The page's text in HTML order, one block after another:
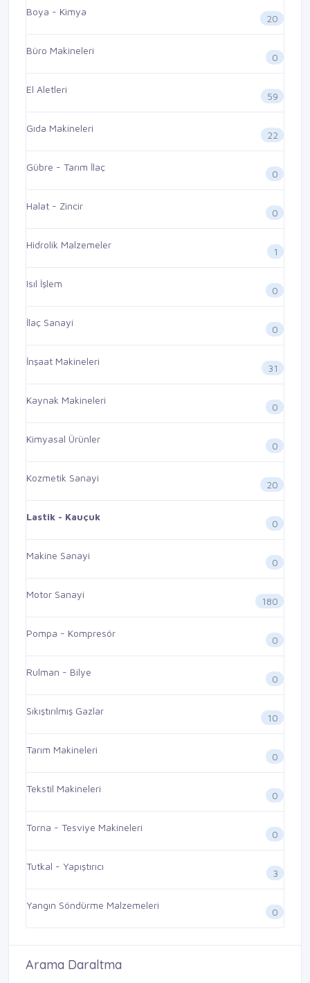
Boya - Kimya
20
Büro Makineleri
0
El Aletleri
59
Gıda Makineleri
22
Gübre - Tarım İlaç
0
Halat - Zincir
0
Hidrolik Malzemeler
1
Isıl İşlem
0
İlaç Sanayi
0
İnşaat Makineleri
31
Kaynak Makineleri
0
Kimyasal Ürünler
0
Kozmetik Sanayi
20
Lastik - Kauçuk
0
Makine Sanayi
0
Motor Sanayi
180
Pompa - Kompresör
0
Rulman - Bilye
0
Sıkıştırılmış Gazlar
10
Tarım Makineleri
0
Tekstil Makineleri
0
Torna - Tesviye Makineleri
0
Tutkal - Yapıştırıcı
3
Yangın Söndürme Malzemeleri
0
Arama Daraltma